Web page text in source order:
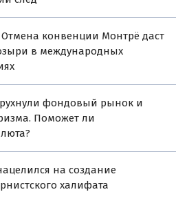
Отмена конвенции Монтрё даст
в международных
фондовый рынок и
Поможет ли
на создание
халифата